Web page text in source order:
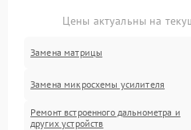
Цены актуальны на
Замена матрицы
Замена микросхемы усилителя
Ремонт встроенного дальнометра и
других устройств